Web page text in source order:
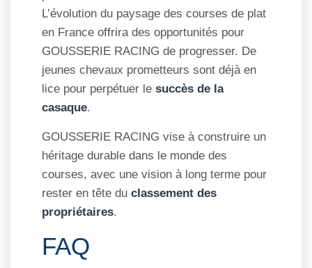
L’évolution du paysage des courses de plat
en France offrira des opportunités pour
GOUSSERIE RACING de progresser. De
jeunes chevaux prometteurs sont déjà en
lice pour perpétuer le succès de la
casaque.
GOUSSERIE RACING vise à construire un
héritage durable dans le monde des
courses, avec une vision à long terme pour
rester en tête du classement des
propriétaires.
FAQ